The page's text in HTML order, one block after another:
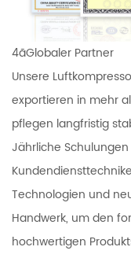
4ãGlobaler Partner
Unsere
exportieren in mehr
pflegen langfristig
Jährliche
Technologien und
Handwerk, um den
hochwertigen